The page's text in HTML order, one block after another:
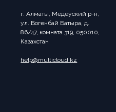
г. Алматы, Медеуский р-н,
ул. Богенбай Батыра, д.
86/47, комната 319, 050010,
Казахстан
help@multicloud.kz